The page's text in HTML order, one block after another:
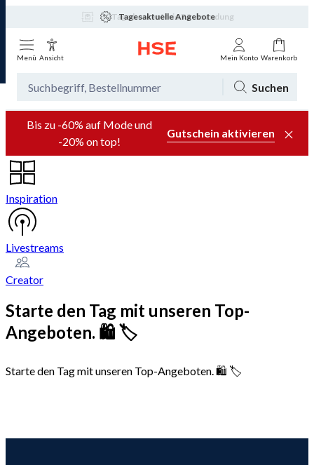
Tagesaktuelle Angebote
Menü Ansicht Mein Konto Warenkorb
Suchen
Bis zu -60% auf Mode und
-20% on top!
Gutschein aktivieren
Inspiration
Livestreams
Creator
Starte den Tag mit unseren Top-
Angeboten. 🛍️ 🏷️
Starte den Tag mit unseren Top-Angeboten. 🛍️ 🏷️